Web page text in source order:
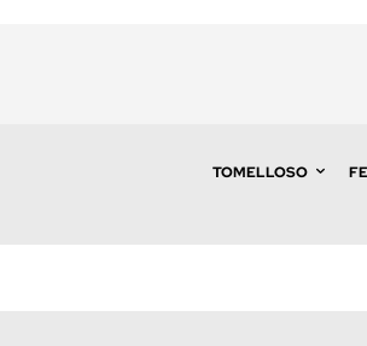
TOMELLOSO